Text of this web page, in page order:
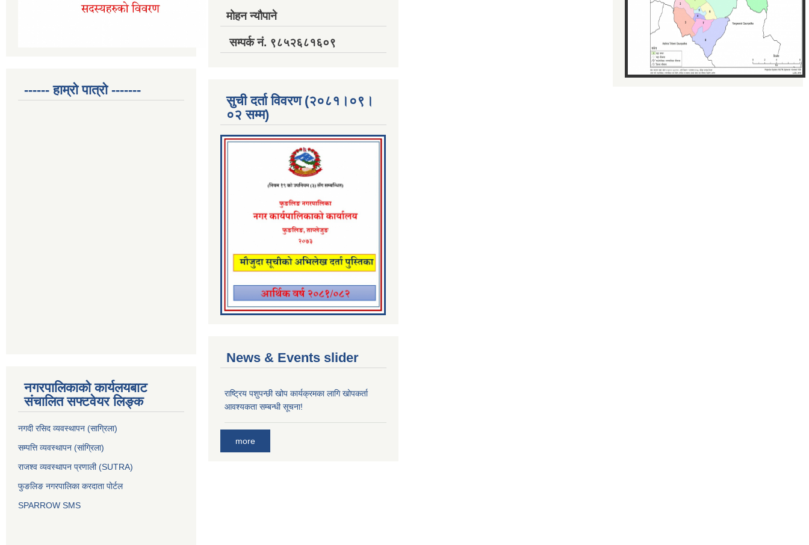
------ हाम्रो पात्रो -------
नगरपालिकाको कार्यलयबाट
संचालित सफ्टवेयर लिङ्क
नगदी रसिद व्यवस्थापन (साग्रिला)
सम्पत्ति व्यवस्थापन (सांग्रिला)
राजश्व व्यवस्थापन प्रणाली (SUTRA)
फुङलिङ नगरपालिका करदाता पोर्टल
SPARROW SMS
मोहन न्यौपाने
सम्पर्क नं. ९८५२६८१६०९
सुची दर्ता विवरण (२०८१।०९।
०२ सम्म)
News & Events slider
राष्ट्रिय पशुपन्छी खोप कार्यक्रमका लागि खोपकर्ता
आवश्यकता सम्बन्धी सूचना!
more